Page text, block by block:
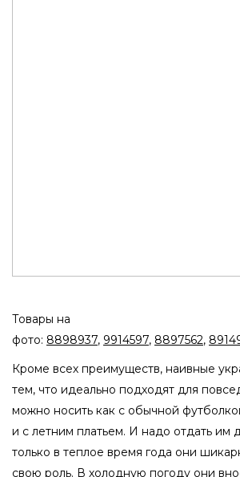
Товары на
фото: 8898937, 9914597, 8897562,
Кроме всех преимуществ, наивные
тем, что идеально подходят для
можно носить как с обычной
и с летним платьем. И надо отдать им
только в теплое время года они
свою роль. В холодную погоду они